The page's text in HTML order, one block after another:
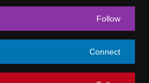
Follow
Connect